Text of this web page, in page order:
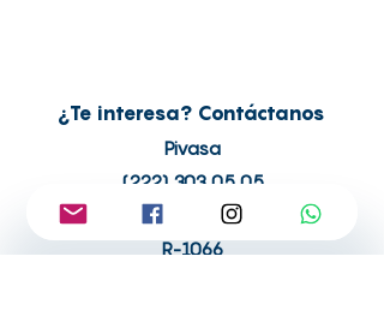
¿Te interesa? Contáctanos
Pivasa
(222) 303 05 05
ventas.pivasainmobiliaria@gmail.com
R-1066